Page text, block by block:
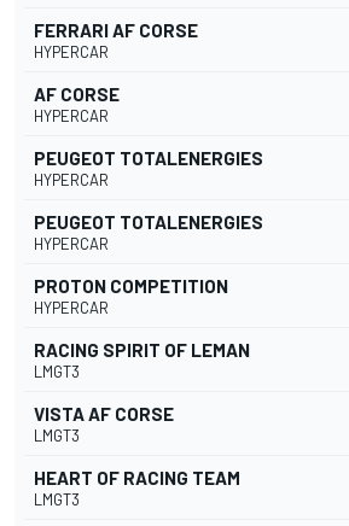
FERRARI AF CORSE
HYPERCAR
AF CORSE
HYPERCAR
PEUGEOT TOTALENERGIES
HYPERCAR
PEUGEOT TOTALENERGIES
HYPERCAR
PROTON COMPETITION
HYPERCAR
RACING SPIRIT OF LEMAN
LMGT3
VISTA AF CORSE
LMGT3
HEART OF RACING TEAM
LMGT3